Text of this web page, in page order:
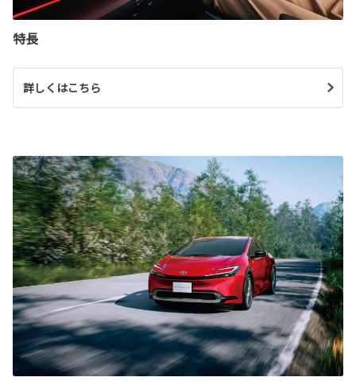
特長
詳しくはこちら